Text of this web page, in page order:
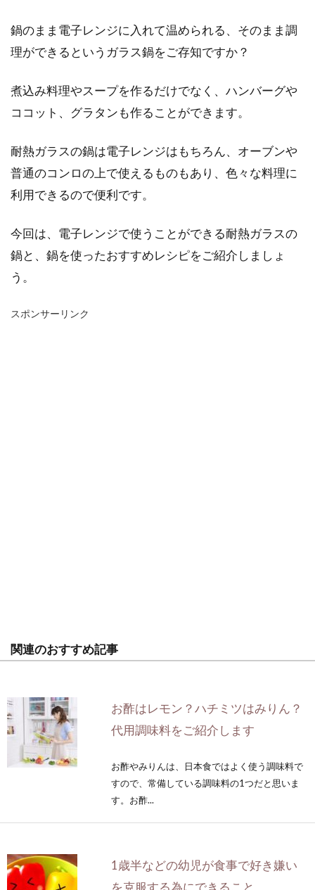
鍋のまま電子レンジに入れて温められる、そのまま調
理ができるというガラス鍋をご存知ですか？
煮込み料理やスープを作るだけでなく、ハンバーグや
ココット、グラタンも作ることができます。
耐熱ガラスの鍋は電子レンジはもちろん、オーブンや
普通のコンロの上で使えるものもあり、色々な料理に
利用できるので便利です。
今回は、電子レンジで使うことができる耐熱ガラスの
鍋と、鍋を使ったおすすめレシピをご紹介しましょ
う。
スポンサーリンク
関連のおすすめ記事
お酢はレモン？ハチミツはみりん？
代用調味料をご紹介します
お酢やみりんは、日本食ではよく使う調味料で
すので、常備している調味料の1つだと思いま
す。お酢...
1歳半などの幼児が食事で好き嫌い
を克服する為にできること